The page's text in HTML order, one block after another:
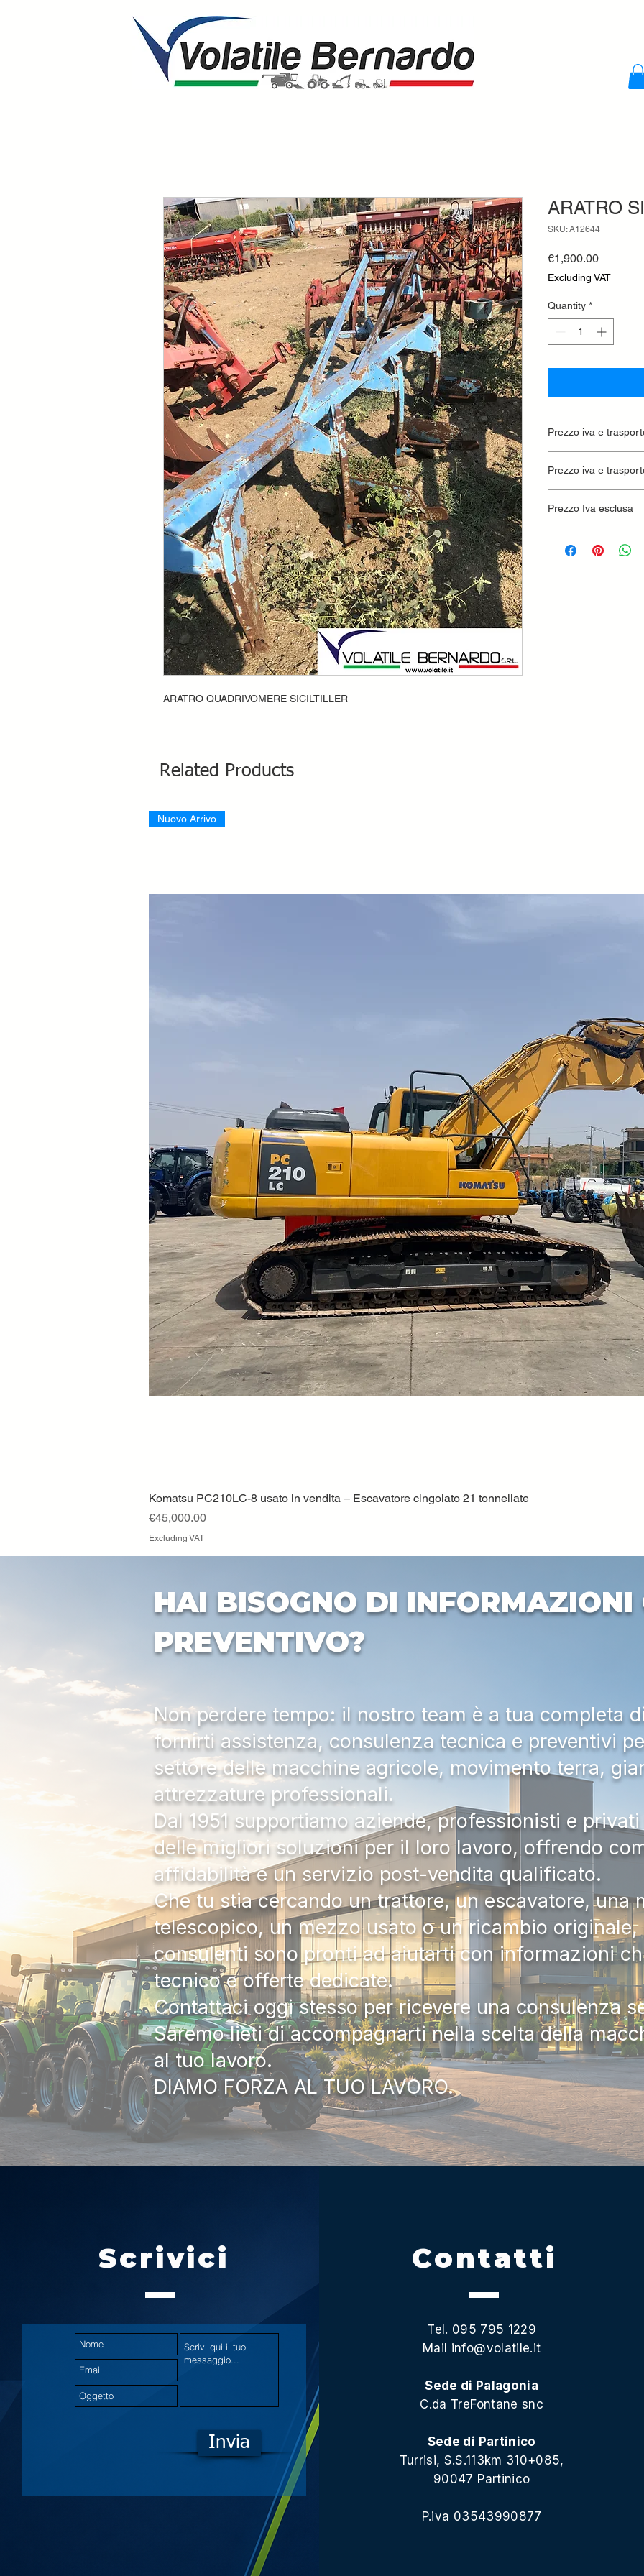
ARATRO QUADRIVOMERE SICILTILLER
ARATRO
SKU: A12644
€1,900.00Price
Excluding VAT
Quantity *
Prezzo iva e
Prezzo iva e
Prezzo Iva esclusa
Related Products
Quick View
Nuovo Arrivo
Komatsu PC210LC-8 usato in vendita – Escavatore cingolato 21 tonnellate
Price
€45,000.00
Excluding VAT
HAI BISOGNO DI INFORMAZIONI
PREVENTIVO?
Non perdere tempo: il nostro team è a tua completa
fornirti assistenza, consulenza tecnica e preventivi
settore delle macchine agricole, movimento terra,
attrezzature professionali.
Dal 1951 supportiamo aziende, professionisti e
delle migliori soluzioni per il loro lavoro, offrendo
affidabilità e un servizio post-vendita qualificato.
Che tu stia cercando un trattore, un escavatore, una
telescopico, un mezzo usato o un ricambio
consulenti sono pronti ad aiutarti con informazioni
tecnico e offerte dedicate.
Contattaci oggi stesso per ricevere una consulenza
Saremo lieti di accompagnarti nella scelta della
al tuo lavoro.
DIAMO FORZA AL TUO LAVORO.
Scrivici
Invia
Contatti
Tel. 095 795 1229
Mail info@volatile.it
Sede di Palagonia
C.da TreFontane snc
Sede di Partinico
Turrisi, S.S.113km 310+085,
90047 Partinico
P.iva 03543990877